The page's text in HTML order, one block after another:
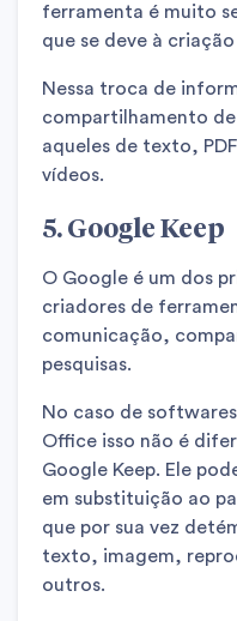
ferramenta é muito
que se deve à
Nessa troca de
compartilhamento
aqueles de texto,
vídeos.
5. Google Keep
O Google é um dos
criadores de
comunicação,
pesquisas.
No caso de
Office isso não é
Google Keep. Ele
em substituição ao
que por sua vez
texto, imagem,
outros.